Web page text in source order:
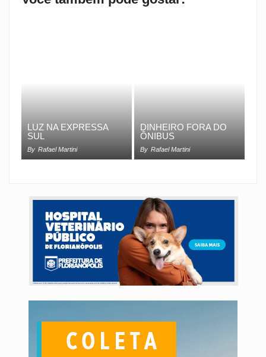
LUZ NA EXPRESSA
SUL
By Rafael Martini
DINHEIRO FORA DO
ÔNIBUS
By Rafael Martini